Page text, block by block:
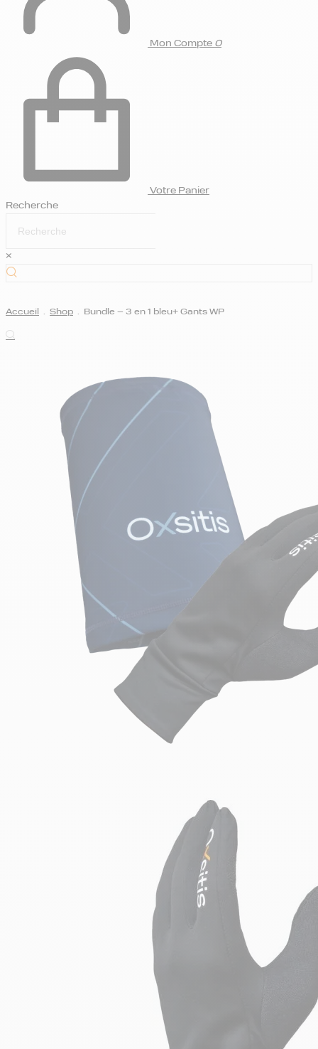
Mon Compte 0
Votre Panier
Recherche
×
Accueil . Shop . Bundle – 3 en 1 bleu+ Gants WP